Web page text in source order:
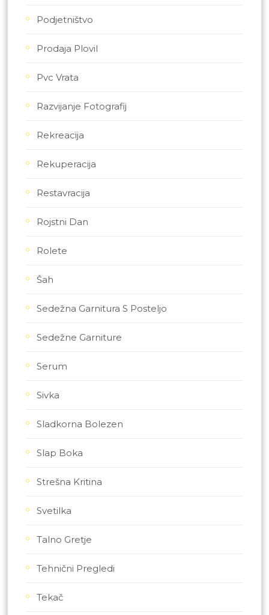
Podjetništvo
Prodaja Plovil
Pvc Vrata
Razvijanje Fotografij
Rekreacija
Rekuperacija
Restavracija
Rojstni Dan
Rolete
Šah
Sedežna Garnitura S Posteljo
Sedežne Garniture
Serum
Sivka
Sladkorna Bolezen
Slap Boka
Strešna Kritina
Svetilka
Talno Gretje
Tehnični Pregledi
Tekač